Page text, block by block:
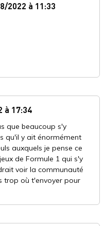
2022 à 11:33
à 17:34
que beaucoup s'y
qu'il y ait énormément
auxquels je pense ce
de Formule 1 qui s'y
voir la communauté
trop où t'envoyer pour